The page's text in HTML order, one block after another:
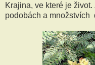
Krajina, ve které je
podobách a množstvích